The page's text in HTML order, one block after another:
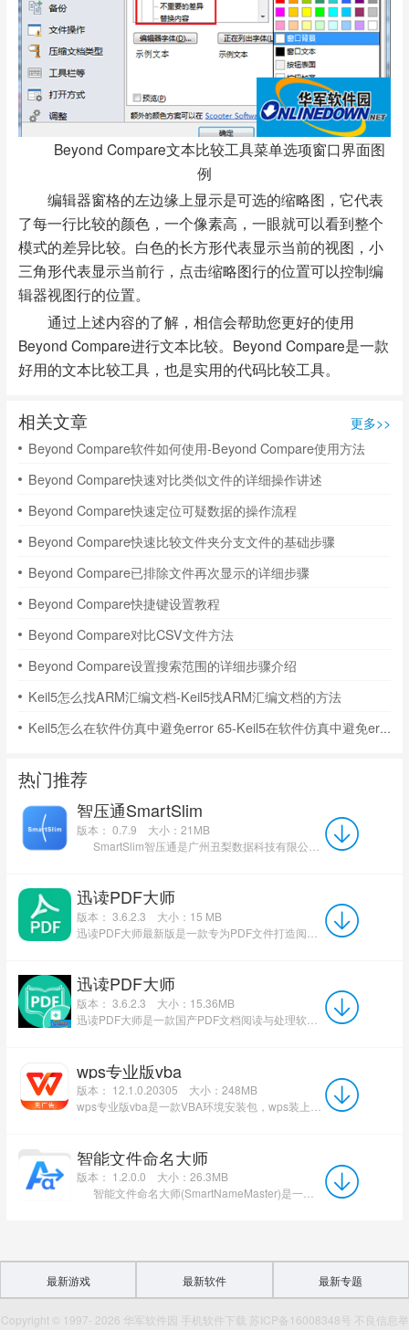
Beyond Compare文本比较工具菜单选项窗口界面图
例
编辑器窗格的左边缘上显示是可选的缩略图，它代表
了每一行比较的颜色，一个像素高，一眼就可以看到整个
模式的差异比较。白色的长方形代表显示当前的视图，小
三角形代表显示当前行，点击缩略图行的位置可以控制编
辑器视图行的位置。
通过上述内容的了解，相信会帮助您更好的使用
Beyond Compare进行文本比较。Beyond Compare是一款
好用的文本比较工具，也是实用的代码比较工具。
相关文章
更多>>
Beyond Compare软件如何使用-Beyond Compare使用方法
Beyond Compare快速对比类似文件的详细操作讲述
Beyond Compare快速定位可疑数据的操作流程
Beyond Compare快速比较文件夹分支文件的基础步骤
Beyond Compare已排除文件再次显示的详细步骤
Beyond Compare快捷键设置教程
Beyond Compare对比CSV文件方法
Beyond Compare设置搜索范围的详细步骤介绍
Keil5怎么找ARM汇编文档-Keil5找ARM汇编文档的方法
Keil5怎么在软件仿真中避免error 65-Keil5在软件仿真中避免error 65的方法
热门推荐
智压通SmartSlim
版本： 0.7.9
大小：21MB
迅读PDF大师
版本： 3.6.2.3
大小：15 MB
迅读PDF大师
版本： 3.6.2.3
大小：15.36MB
wps专业版vba
版本： 12.1.0.20305
大小：248MB
智能文件命名大师
版本： 1.2.0.0
大小：26.3MB
最新游戏 最新软件 最新专题
Copyright © 1997- 2026 华军软件园 手机软件下载 苏ICP备16008348号 不良信息举